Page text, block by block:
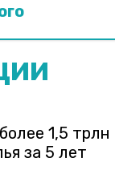
1,5 трлн
за 5 лет